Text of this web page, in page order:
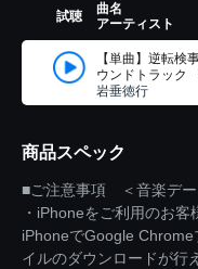
試聴
曲名
アーティスト
【単曲】逆転検
ウンドトラック
岩垂徳行
商品スペック
■ご注意事項 ＜音楽デー
・iPhoneをご利用のお客
iPhoneでGoogle
イルのダウンロードが行